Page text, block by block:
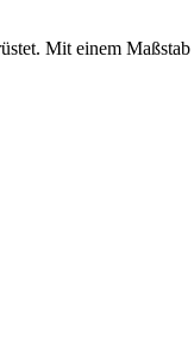
Mit einem